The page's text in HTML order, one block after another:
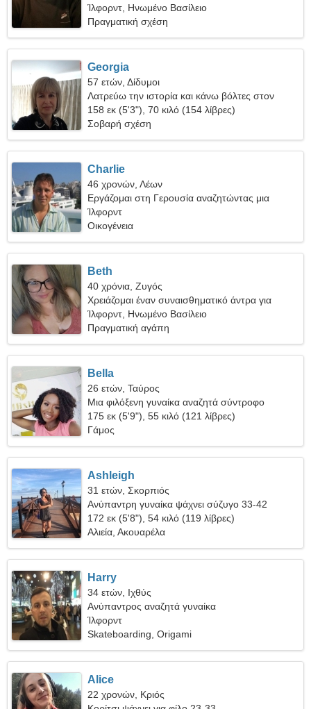
Ίλφορντ, Ηνωμένο Βασίλειο
Πραγματική σχέση
Georgia
57 ετών, Δίδυμοι
Λατρεύω την ιστορία και κάνω βόλτες στον
καθαρό αέρα
158 εκ (5'3"), 70 κιλό (154 λίβρες)
Σοβαρή σχέση
Charlie
46 χρονών, Λέων
Εργάζομαι στη Γερουσία αναζητώντας μια
ντροπαλή γυναίκα
Ίλφορντ
Οικογένεια
Beth
40 χρόνια, Ζυγός
Χρειάζομαι έναν συναισθηματικό άντρα για
διασκέδαση
Ίλφορντ, Ηνωμένο Βασίλειο
Πραγματική αγάπη
Bella
26 ετών, Ταύρος
Μια φιλόξενη γυναίκα αναζητά σύντροφο
175 εκ (5'9"), 55 κιλό (121 λίβρες)
Γάμος
Ashleigh
31 ετών, Σκορπιός
Ανύπαντρη γυναίκα ψάχνει σύζυγο 33-42
172 εκ (5'8"), 54 κιλό (119 λίβρες)
Αλιεία, Ακουαρέλα
Harry
34 ετών, Ιχθύς
Ανύπαντρος αναζητά γυναίκα
Ίλφορντ
Skateboarding, Origami
Alice
22 χρονών, Κριός